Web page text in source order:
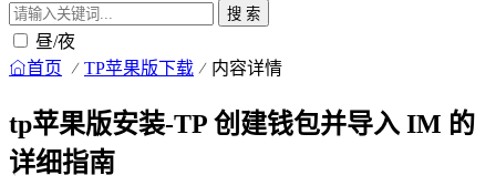
搜 索
昼/夜
首页 TP苹果版下载 内容详情
tp苹果版安装-TP 创建钱包并导入 IM 的
详细指南